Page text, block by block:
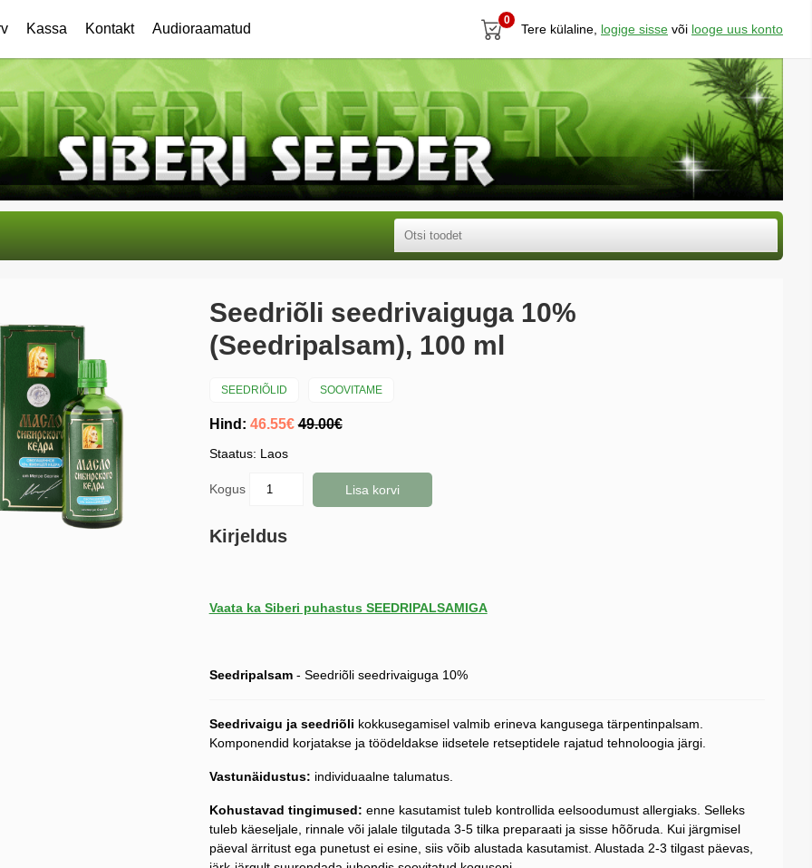
Kassa Kontakt Audioraamatud
0
Tere külaline, logige sisse või looge uus konto
Seedriõli seedrivaiguga 10%
(Seedripalsam), 100 ml
SEEDRIÕLID SOOVITAME
Hind: 46.55€ 49.00€
Staatus: Laos
Kogus Lisa korvi
Kirjeldus
Vaata ka Siberi puhastus SEEDRIPALSAMIGA
Seedripalsam- Seedriõli seedrivaiguga 10%
Seedrivaigu ja seedriõli kokkusegamisel valmib erineva kangusega tärpentinpalsam.
Komponendid korjatakse ja töödeldakse iidsetele retseptidele rajatud tehnoloogia järgi.
Vastunäidustus: individuaalne talumatus.
Kohustavad tingimused: enne kasutamist tuleb kontrollida eelsoodumust allergiaks. Selleks
tuleb käeseljale, rinnale või jalale tilgutada 3-5 tilka preparaati ja sisse hõõruda. Kui järgmisel
päeval ärritust ega punetust ei esine, siis võib alustada kasutamist. Alustada 2-3 tilgast päevas,